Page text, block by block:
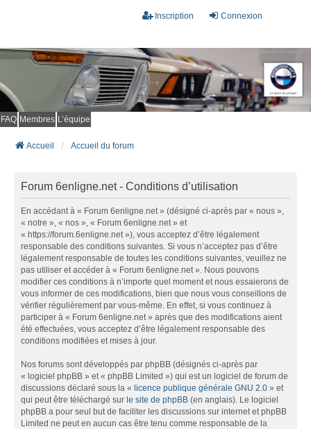
Connexion
Inscription
FAQ Membres L’équipe
Accueil Accueil du forum
Forum 6enligne.net - Conditions d’utilisation
En accédant à « Forum 6enligne.net » (désigné ci-après par « nous »,
« notre », « nos », « Forum 6enligne.net » et
« https://forum.6enligne.net »), vous acceptez d’être légalement
responsable des conditions suivantes. Si vous n’acceptez pas d’être
légalement responsable de toutes les conditions suivantes, veuillez ne
pas utiliser et accéder à « Forum 6enligne.net ». Nous pouvons
modifier ces conditions à n’importe quel moment et nous essaierons de
vous informer de ces modifications, bien que nous vous conseillons de
vérifier régulièrement par vous-même. En effet, si vous continuez à
participer à « Forum 6enligne.net » après que des modifications aient
été effectuées, vous acceptez d’être légalement responsable des
conditions modifiées et mises à jour.
Nos forums sont développés par phpBB (désignés ci-après par
« logiciel phpBB » et « phpBB Limited ») qui est un logiciel de forum de
discussions déclaré sous la « licence publique générale GNU 2.0 » et
qui peut être téléchargé sur le site de phpBB (en anglais). Le logiciel
phpBB a pour seul but de faciliter les discussions sur internet et phpBB
Limited ne peut en aucun cas être tenu comme responsable de la